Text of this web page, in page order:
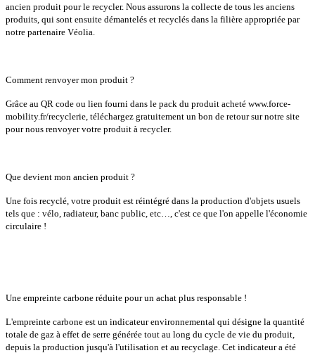
ancien produit pour le recycler. Nous assurons la collecte de tous les anciens
produits, qui sont ensuite démantelés et recyclés dans la filière appropriée par
notre partenaire Véolia.
Comment renvoyer mon produit ?
Grâce au QR code ou lien fourni dans le pack du produit acheté www.force-
mobility.fr/recyclerie, téléchargez gratuitement un bon de retour sur notre site
pour nous renvoyer votre produit à recycler.
Que devient mon ancien produit ?
Une fois recyclé, votre produit est réintégré dans la production d'objets usuels
tels que : vélo, radiateur, banc public, etc…, c'est ce que l'on appelle l'économie
circulaire !
Une empreinte carbone réduite pour un achat plus responsable !
L'empreinte carbone est un indicateur environnemental qui désigne la quantité
totale de gaz à effet de serre générée tout au long du cycle de vie du produit,
depuis la production jusqu'à l'utilisation et au recyclage. Cet indicateur a été